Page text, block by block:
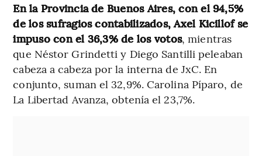
En la Provincia de Buenos Aires, con el 94,5%
de los sufragios contabilizados, Axel Kicillof se
impuso con el 36,3% de los votos, mientras
que Néstor Grindetti y Diego Santilli peleaban
cabeza a cabeza por la interna de JxC. En
conjunto, suman el 32,9%. Carolina Píparo, de
La Libertad Avanza, obtenía el 23,7%.